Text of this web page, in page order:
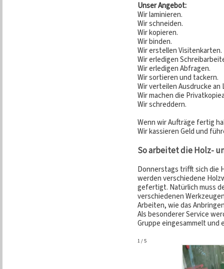
Unser Angebot:
Wir laminieren.
Wir schneiden.
Wir kopieren.
Wir binden.
Wir erstellen Visitenkarten.
Wir erledigen
Wir erledigen Abfragen.
Wir sortieren und tackern.
Wir verteilen Ausdrucke an
Wir machen die
Wir schreddern.
Wenn wir Aufträge fertig
Wir kassieren Geld und
So arbeitet die Holz-
Donnerstags trifft sich die
werden verschiedene
gefertigt. Natürlich muss
verschiedenen
Arbeiten, wie das
Als besonderer Service
Gruppe eingesammelt und
1/5